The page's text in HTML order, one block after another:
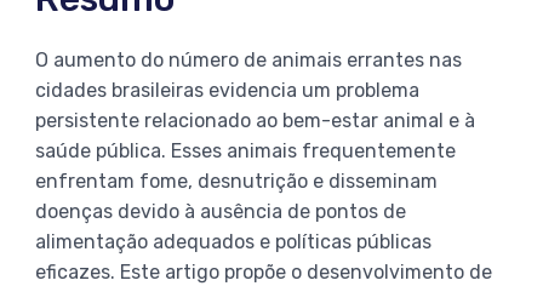
O aumento do número de animais errantes nas
cidades brasileiras evidencia um problema
persistente relacionado ao bem-estar animal e à
saúde pública. Esses animais frequentemente
enfrentam fome, desnutrição e disseminam
doenças devido à ausência de pontos de
alimentação adequados e políticas públicas
eficazes. Este artigo propõe o desenvolvimento de